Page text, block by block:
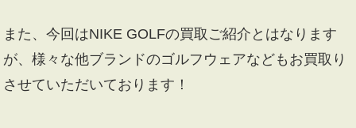
また、今回はNIKE GOLFの買取ご紹介とはなります
が、様々な他ブランドのゴルフウェアなどもお買取り
させていただいております！